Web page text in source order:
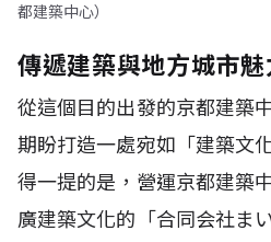
都建築中心）
傳遞建築與地方城市魅
從這個目的出發的京都建築
期盼打造一處宛如「建築文
得一提的是，營運京都建築
廣建築文化的「合同会社ま